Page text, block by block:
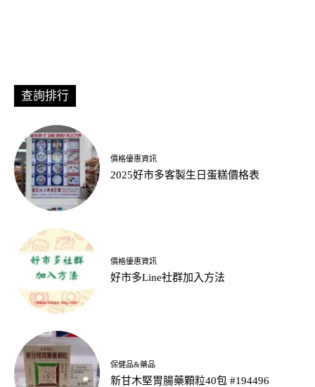
查詢排行
價格優惠資訊
2025好市多客製生日蛋糕價格表
價格優惠資訊
好市多Line社群加入方法
保健品&藥品
新甘木堅胃腸藥顆粒40包 #194496